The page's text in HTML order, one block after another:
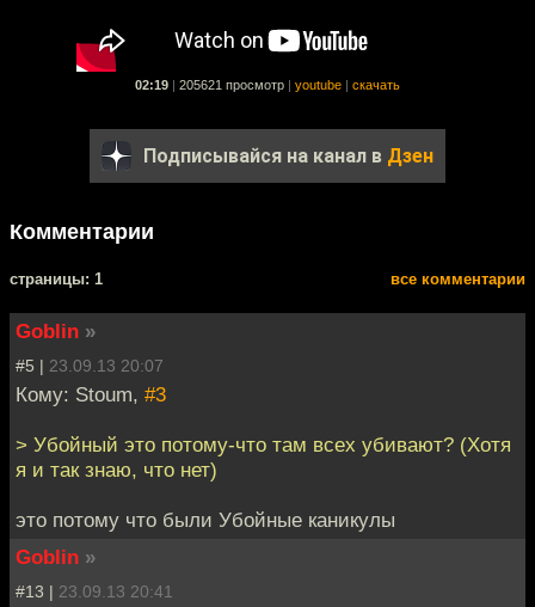
02:19 205621 просмотр youtube скачать
Подписывайся на канал в Дзен
Комментарии
cтраницы: 1 все комментарии
Goblin »
#5 | 23.09.13 20:07
Кому: Stoum, #3
> Убойный это потому-что там всех убивают? (Хотя
я и так знаю, что нет)
это потому что были Убойные каникулы
Goblin »
#13 | 23.09.13 20:41